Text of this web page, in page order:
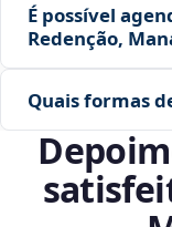
É possível
Redenção,
Quais formas